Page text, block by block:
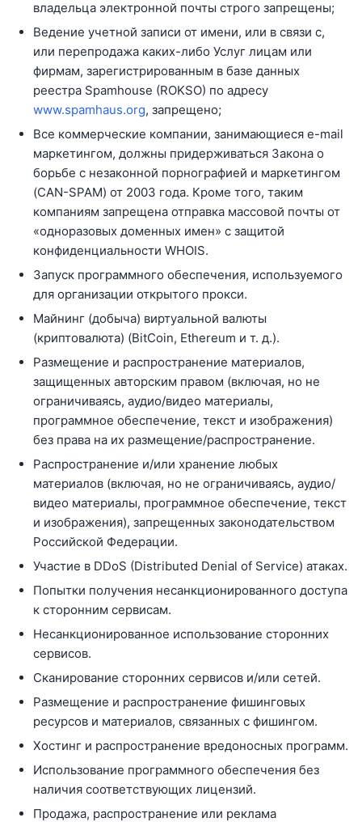
владельца электронной почты строго запрещены;
Ведение учетной записи от имени, или в связи с,
или перепродажа каких-либо Услуг лицам или
фирмам, зарегистрированным в базе данных
реестра Spamhouse (ROKSO) по адресу
www.spamhaus.org, запрещено;
Все коммерческие компании, занимающиеся e-mail
маркетингом, должны придерживаться Закона о
борьбе с незаконной порнографией и маркетингом
(CAN-SPAM) от 2003 года. Кроме того, таким
компаниям запрещена отправка массовой почты от
«одноразовых доменных имен» с защитой
конфиденциальности WHOIS.
Запуск программного обеспечения, используемого
для организации открытого прокси.
Майнинг (добыча) виртуальной валюты
(криптовалюта) (BitCoin, Ethereum и т. д.).
Размещение и распространение материалов,
защищенных авторским правом (включая, но не
ограничиваясь, аудио/видео материалы,
программное обеспечение, текст и изображения)
без права на их размещение/распространение.
Распространение и/или хранение любых
материалов (включая, но не ограничиваясь, аудио/
видео материалы, программное обеспечение, текст
и изображения), запрещенных законодательством
Российской Федерации.
Участие в DDoS (Distributed Denial of Service) атаках.
Попытки получения несанкционированного доступа
к сторонним сервисам.
Несанкционированное использование сторонних
сервисов.
Сканирование сторонних сервисов и/или сетей.
Размещение и распространение фишинговых
ресурсов и материалов, связанных с фишингом.
Хостинг и распространение вредоносных программ.
Использование программного обеспечения без
наличия соответствующих лицензий.
Продажа, распространение или реклама